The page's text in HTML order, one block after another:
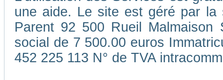
une aide. Le site est géré par la
Parent 92 500 Rueil Malmaison
social de 7 500.00 euros
452 225 113 N° de TVA